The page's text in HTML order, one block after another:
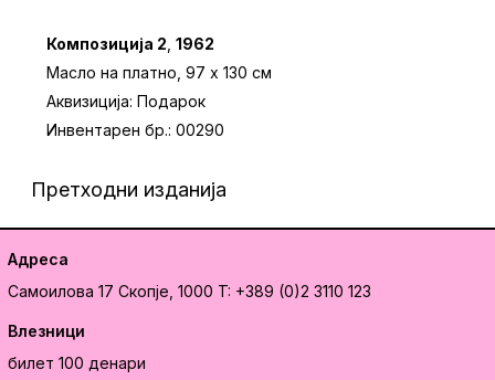
Композиција 2 1962
Масло на платно, 97 х 130 см
Аквизиција: Подарок
Инвентарен бр.: 00290
Претходни изданија
Адреса
Самоилова 17 Скопје, 1000 T: +389 (0)2 3110 123
Влезници
билет 100 денари